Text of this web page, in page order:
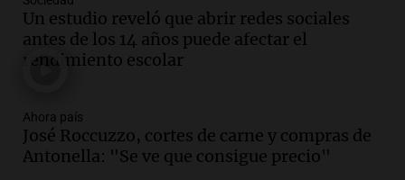
Audio.Día Internacional de la Cerveza:
mitos, secretos y el desafío de producir
Episodios
Audio.Tucumán enfrenta un equilibrio
financiero precario debido a la caída del
Un estudio reveló que abrir redes sociales
antes de los 14 años puede afectar el
rendimiento escolar
Ahora país
José Roccuzzo, cortes de carne y compras de
Antonella: "Se ve que consigue precio"